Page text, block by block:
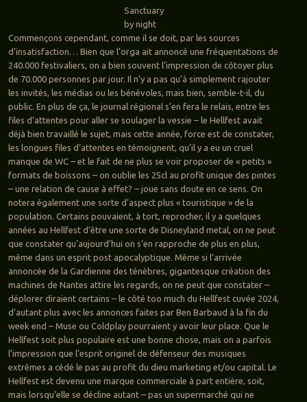
Sanctuary
by night
Commençons cependant, comme il se doit, par les sources
d’insatisfaction… Bien que l’orga ait annoncé une fréquentations de
240.000 festivaliers, on a bien souvent l’impression de côtoyer plus
de 70.000 personnes par jour. Il n’y a pas qu’à simplement rajouter
les invités, les médias ou les bénévoles, mais bien, semble-t-il, du
public. En plus de ça, le journal régional s’en fera le relais, entre les
files d’attentes pour aller se soulager la vessie – le Hellfest avait
déjà bien travaillé le sujet, mais cette année, force est de constater,
les longues files d’attentes en témoignent, qu’il y a eu un cruel
manque de WC – et le fait de ne plus se voir proposer de « petits »
formats de boissons – on oublie les 25cl au profit unique des pintes
– une relation de cause à effet? – joue sans doute en ce sens. On
notera également une sorte d’aspect plus « touristique » de la
population. Certains pouvaient, à tort, reprocher, il y a quelques
années au Hellfest d’être une sorte de Disneyland metal, on ne peut
que constater qu’aujourd’hui on s’en rapproche de plus en plus,
même dans un esprit post apocalyptique. Même si l’arrivée
annoncée de la Gardienne des ténèbres, gigantesque création des
machines de Nantes attire les regards, on ne peut que constater –
déplorer diraient certains – le côté too much du Hellfest cuvée 2024,
d’autant plus avec les annonces faites par Ben Barbaud à la fin du
week end – Muse ou Coldplay pourraient y avoir leur place. Que le
Hellfest soit plus populaire est une bonne chose, mais on a parfois
l’impression que l’esprit originel de défenseur des musiques
extrêmes a cédé le pas au profit du dieu marketing et/ou capital. Le
Hellfest est devenu une marque commerciale à part entière, soit,
mais lorsqu’elle se décline autant – pas un supermarché qui ne